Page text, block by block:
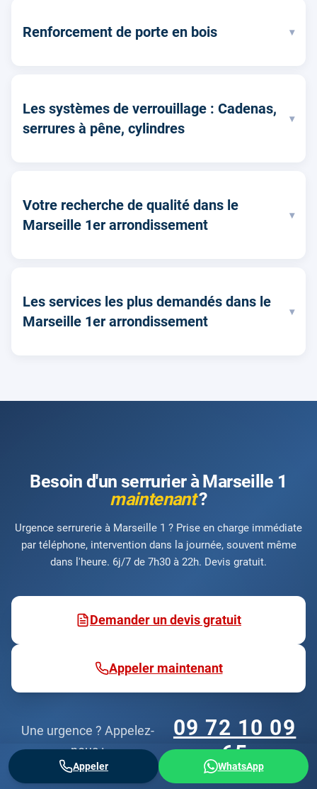
Renforcement de porte en bois ▾
Les systèmes de verrouillage : Cadenas,
serrures à pêne, cylindres
▾
Votre recherche de qualité dans le
Marseille 1er arrondissement
▾
Les services les plus demandés dans le
Marseille 1er arrondissement
▾
Besoin d'un serrurier à Marseille 1
maintenant?
Urgence serrurerie à Marseille 1 ? Prise en charge immédiate
par téléphone, intervention dans la journée, souvent même
dans l'heure. 6j/7 de 7h30 à 22h. Devis gratuit.
Demander un devis gratuit
Appeler maintenant
Une urgence ? Appelez-
nous :
09 72 10 09
65
Appeler WhatsApp